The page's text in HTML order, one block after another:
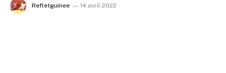
Refletguinee 14 avril 2022